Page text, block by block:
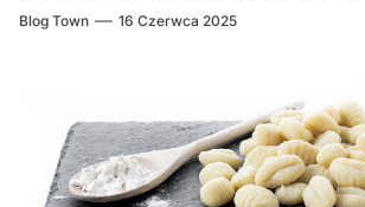
Blog Town 16 Czerwca 2025